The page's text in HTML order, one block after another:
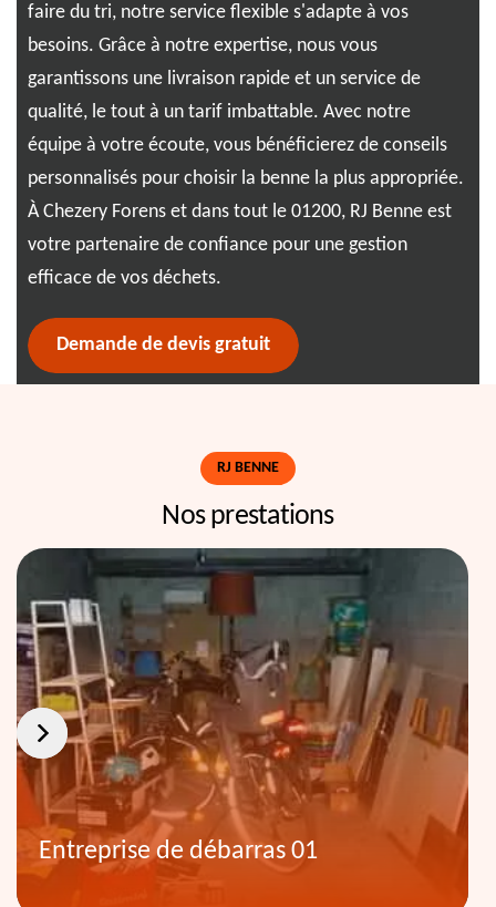
faire du tri, notre service flexible s'adapte à vos
besoins. Grâce à notre expertise, nous vous
garantissons une livraison rapide et un service de
qualité, le tout à un tarif imbattable. Avec notre
équipe à votre écoute, vous bénéficierez de conseils
personnalisés pour choisir la benne la plus appropriée.
À Chezery Forens et dans tout le 01200, RJ Benne est
votre partenaire de confiance pour une gestion
efficace de vos déchets.
Demande de devis gratuit
RJ BENNE
Nos prestations
Entreprise de débarras 01